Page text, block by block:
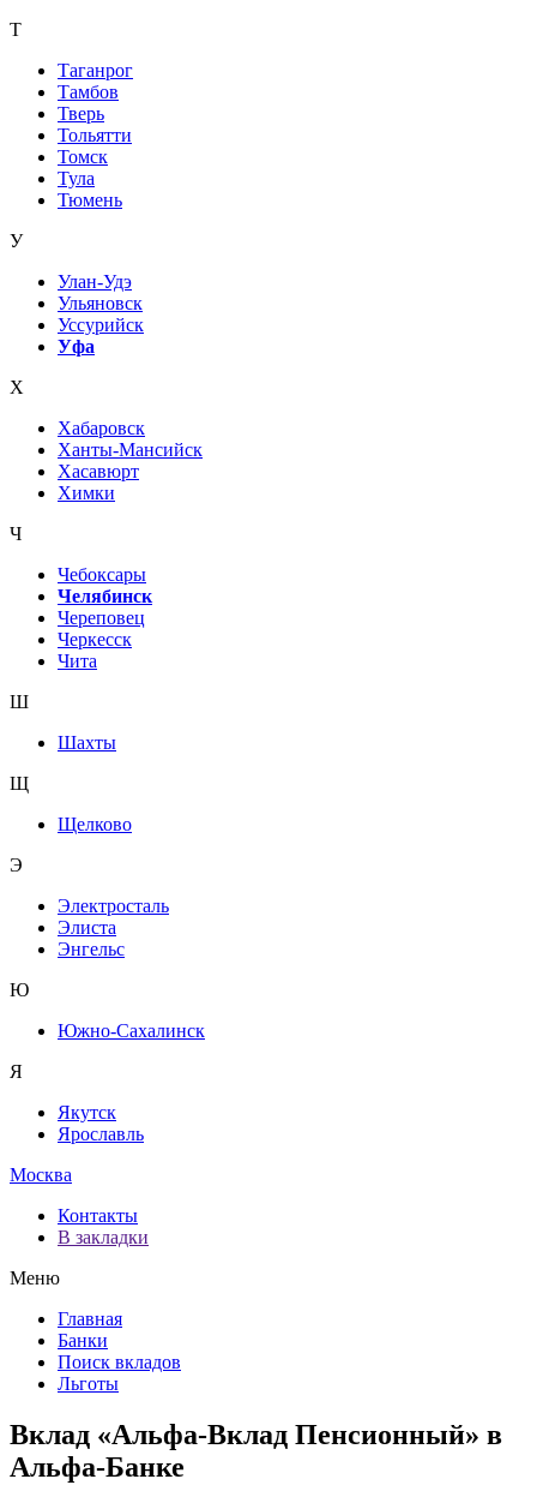
Т
Таганрог
Тамбов
Тверь
Тольятти
Томск
Тула
Тюмень
У
Улан-Удэ
Ульяновск
Уссурийск
Уфа
Х
Хабаровск
Ханты-Мансийск
Хасавюрт
Химки
Ч
Чебоксары
Челябинск
Череповец
Черкесск
Чита
Ш
Шахты
Щ
Щелково
Э
Электросталь
Элиста
Энгельс
Ю
Южно-Сахалинск
Я
Якутск
Ярославль
Москва
Контакты
В закладки
Меню
Главная
Банки
Поиск вкладов
Льготы
Вклад «Альфа-Вклад Пенсионный» в
Альфа-Банке